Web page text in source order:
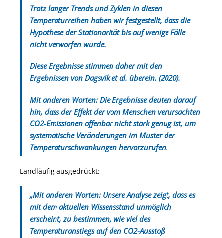
Trotz langer Trends und Zyklen in diesen
Temperaturreihen haben wir festgestellt, dass die
Hypothese der Stationarität bis auf wenige Fälle
nicht verworfen wurde.
Diese Ergebnisse stimmen daher mit den
Ergebnissen von Dagsvik et al. überein. (2020).
Mit anderen Worten: Die Ergebnisse deuten darauf
hin, dass der Effekt der vom Menschen verursachten
CO2-Emissionen offenbar nicht stark genug ist, um
systematische Veränderungen im Muster der
Temperaturschwankungen hervorzurufen.
Landläufig ausgedrückt:
„Mit anderen Worten: Unsere Analyse zeigt, dass es
mit dem aktuellen Wissensstand unmöglich
erscheint, zu bestimmen, wie viel des
Temperaturanstiegs auf den CO2-Ausstoß